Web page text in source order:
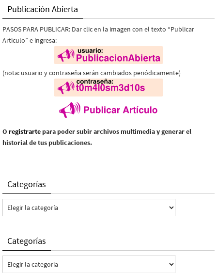
Publicación Abierta
PASOS PARA PUBLICAR: Dar clic en la imagen con el texto “Publicar
Artículo” e ingresa:
(nota: usuario y contraseña serán cambiados periódicamente)
O registrarte para poder subir archivos multimedia y generar el
historial de tus publicaciones.
Categorías
Categorías
Categorías
Categorías